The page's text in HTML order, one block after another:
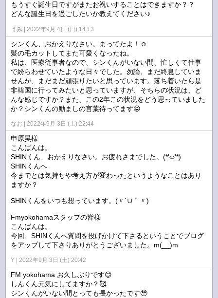
もうすぐ誕生日ですがまたお祝いすることはできますか？？
どんな誕生日を過ごしたいか教えてください♪
うみ 2022年9月 4日 (日) 14:13
シンくん、おかえりなさい。まってたよ！☺️
髪の毛カットしてまた可愛くなったね。
私は、医療従事者なので、シンくんがいない間、忙しくて仕事
で紛らわせていたような日々でした。勿論、まだ終息していま
せんが、まだまだ頑張りたいと思っています。落ち着いたら是
非韓国に行ってみたいと思っていますが、そちらの状況は、ど
んな感じですか？また、この2年この状況をどう思っていました
か？シンくんの励ましの言葉待ってます😝
なお 2022年9月 3日 (土) 22:44
申原昊様
こんばんは。
SHINくん、おかえりなさい。お疲れさまでした。(*'ω'*)
SHINくんへ
今までとは気持ちや考え方が変わったというようなことはあり
ますか？
SHINくんをいつも想っています。(〃´∪｀〃)ゞ
Fmyokohamaスタッフの皆様
こんばんは。
今回、SHINくんへ質問を投げかけて下さるということでブログ
をアップして下さりありがとうございました。m(__)m
Y 2022年9月 3日 (土) 20:42
FM yokohama お久しぶりです😊
しんくん元気にしてますか？🥰
シンくんがいない間とっても長かったです🥹